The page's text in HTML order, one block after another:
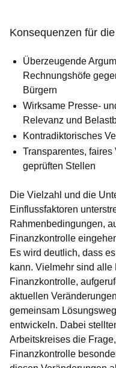
Konsequenzen für
Überzeugende
Rechnungshöfe
Bürgern
Wirksame Presse-
Relevanz und
Kontradiktorisches
Transparentes, faires
geprüften Stellen
Die Vielzahl und die
Einflussfaktoren
Rahmenbedingungen,
Finanzkontrolle
Es wird deutlich, dass
kann. Vielmehr sind
Finanzkontrolle,
aktuellen
gemeinsam
entwickeln. Dabei
Arbeitskreises die
Finanzkontrolle